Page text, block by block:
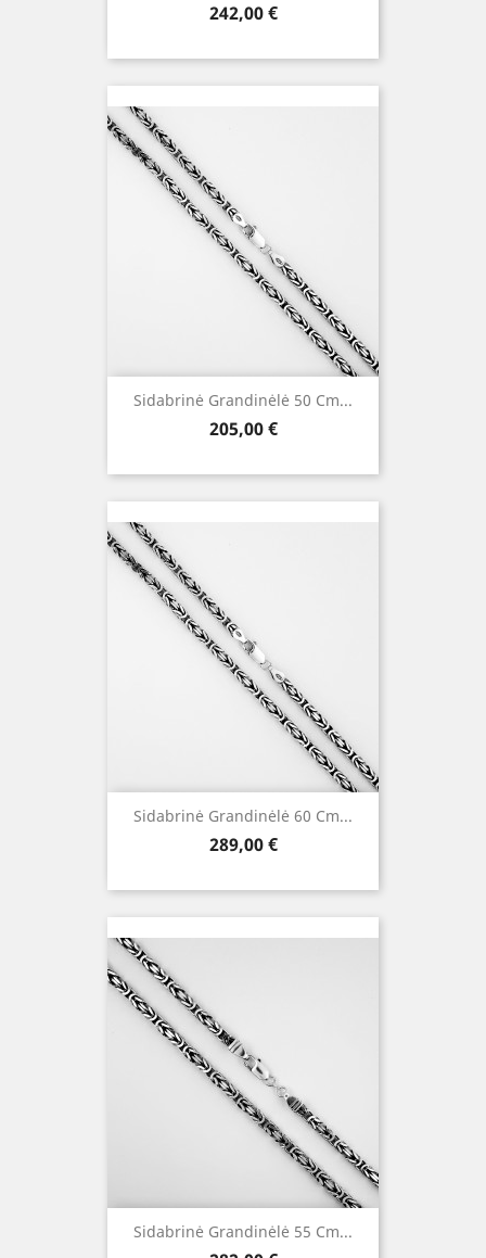
Kaina
242,00 €
Sidabrinė Grandinėlė 50 Cm...
Kaina
205,00 €
Sidabrinė Grandinėlė 60 Cm...
Kaina
289,00 €
Sidabrinė Grandinėlė 55 Cm...